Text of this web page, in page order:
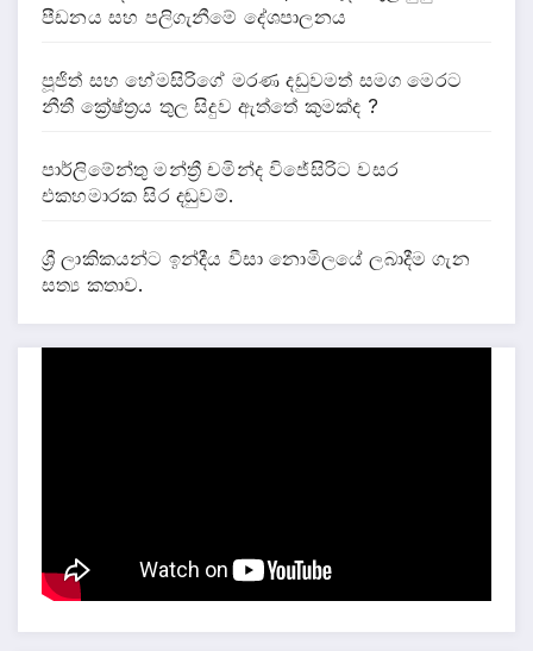
පීඩනය සහ පලිගැනීමේ දේශපාලනය
පූජිත් සහ හේමසිරිගේ මරණ දඩුවමත් සමග මෙරට
නීතී ක්‍රේෂ්ත්‍රය තුල සිදුව ඇත්තේ කුමක්ද ?
පාර්ලිමේන්තු මන්ත්‍රී චමින්ද විජේසිරිට වසර
එකහමාරක සිර දඬුවම්.
ශ්‍රී ලාකිකයන්ට ඉන්දීය වීසා නොමිලයේ ලබාදීම ගැන
සත්‍ය කතාව.